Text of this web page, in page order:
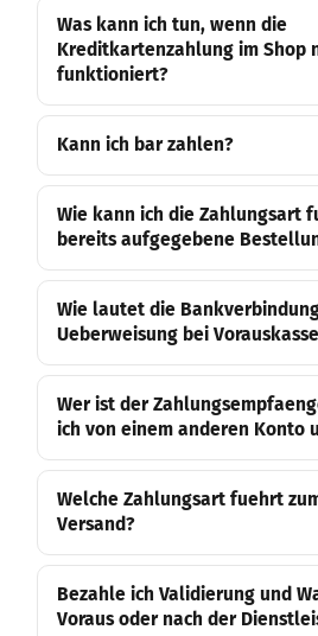
Was kann ich tun, wenn die
Kreditkartenzahlung im Shop
funktioniert?
Kann ich bar zahlen?
Wie kann ich die Zahlungsart
bereits aufgegebene
Wie lautet die
Ueberweisung bei
Wer ist der
ich von einem anderen Konto
Welche Zahlungsart fuehrt
Versand?
Bezahle ich Validierung und
Voraus oder nach der